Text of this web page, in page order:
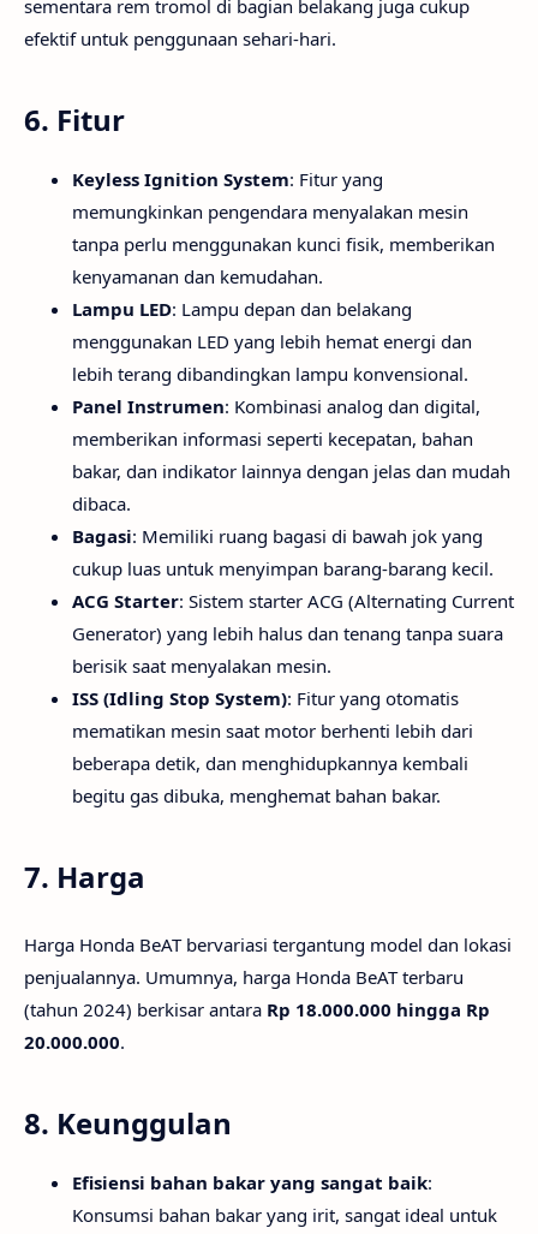
sementara rem tromol di bagian belakang juga cukup
efektif untuk penggunaan sehari-hari.
6. Fitur
Keyless Ignition System: Fitur yang
memungkinkan pengendara menyalakan mesin
tanpa perlu menggunakan kunci fisik, memberikan
kenyamanan dan kemudahan.
Lampu LED: Lampu depan dan belakang
menggunakan LED yang lebih hemat energi dan
lebih terang dibandingkan lampu konvensional.
Panel Instrumen: Kombinasi analog dan digital,
memberikan informasi seperti kecepatan, bahan
bakar, dan indikator lainnya dengan jelas dan mudah
dibaca.
Bagasi: Memiliki ruang bagasi di bawah jok yang
cukup luas untuk menyimpan barang-barang kecil.
ACG Starter: Sistem starter ACG (Alternating Current
Generator) yang lebih halus dan tenang tanpa suara
berisik saat menyalakan mesin.
ISS (Idling Stop System): Fitur yang otomatis
mematikan mesin saat motor berhenti lebih dari
beberapa detik, dan menghidupkannya kembali
begitu gas dibuka, menghemat bahan bakar.
7. Harga
Harga Honda BeAT bervariasi tergantung model dan lokasi
penjualannya. Umumnya, harga Honda BeAT terbaru
(tahun 2024) berkisar antara Rp 18.000.000 hingga Rp
20.000.000.
8. Keunggulan
Efisiensi bahan bakar yang sangat baik:
Konsumsi bahan bakar yang irit, sangat ideal untuk